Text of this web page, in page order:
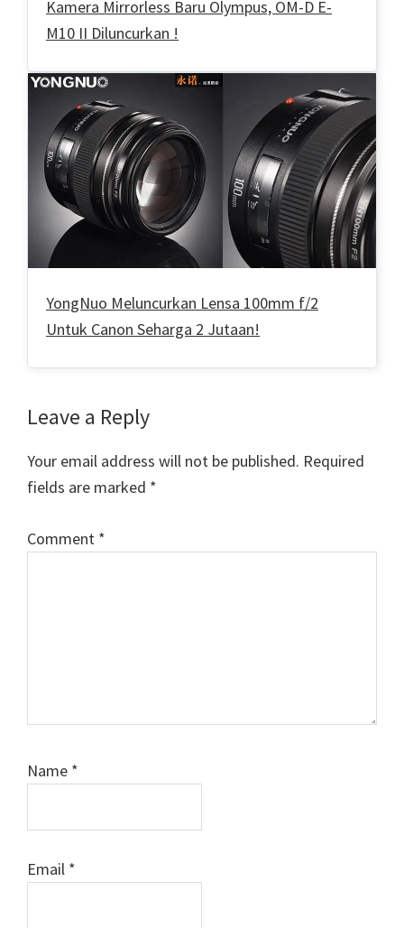
Kamera Mirrorless Baru Olympus, OM-D E-
M10 II Diluncurkan !
YongNuo Meluncurkan Lensa 100mm f/2
Untuk Canon Seharga 2 Jutaan!
Reader
Interactions
Leave a Reply
Your email address will not be published. Required
fields are marked *
Comment *
Name *
Email *